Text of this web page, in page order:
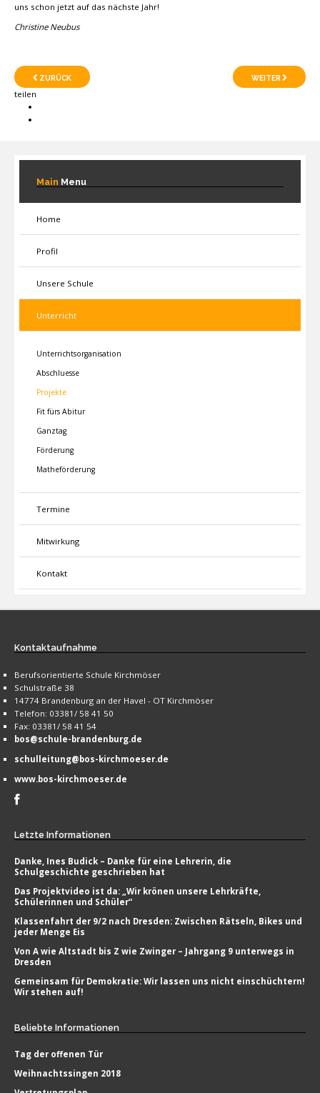
uns schon jetzt auf das nächste Jahr!
Christine Neubus
ZURÜCK WEITER
teilen
Main Menu
Home
Profil
Unsere Schule
Unterricht
Unterrichtsorganisation
Abschluesse
Projekte
Fit fürs Abitur
Ganztag
Förderung
Matheförderung
Termine
Mitwirkung
Kontakt
Kontaktaufnahme
Berufsorientierte Schule Kirchmöser
Schulstraße 38
14774 Brandenburg an der Havel - OT Kirchmöser
Telefon: 03381/ 58 41 50
Fax: 03381/ 58 41 54
bos@schule-brandenburg.de
schulleitung@bos-kirchmoeser.de
www.bos-kirchmoeser.de
Letzte Informationen
Danke, Ines Budick – Danke für eine Lehrerin, die
Schulgeschichte geschrieben hat
Das Projektvideo ist da: „Wir krönen unsere Lehrkräfte,
Schülerinnen und Schüler“
Klassenfahrt der 9/2 nach Dresden: Zwischen Rätseln, Bikes und
jeder Menge Eis
Von A wie Altstadt bis Z wie Zwinger – Jahrgang 9 unterwegs in
Dresden
Gemeinsam für Demokratie: Wir lassen uns nicht einschüchtern!
Wir stehen auf!
Beliebte Informationen
Tag der offenen Tür
Weihnachtssingen 2018